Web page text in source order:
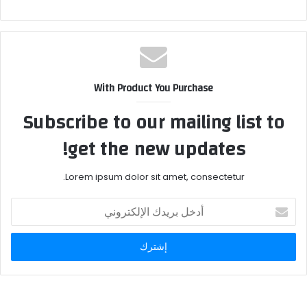
With Product You Purchase
Subscribe to our mailing list to
get the new updates!
Lorem ipsum dolor sit amet, consectetur.
أدخل
بريدك
الإلكتروني